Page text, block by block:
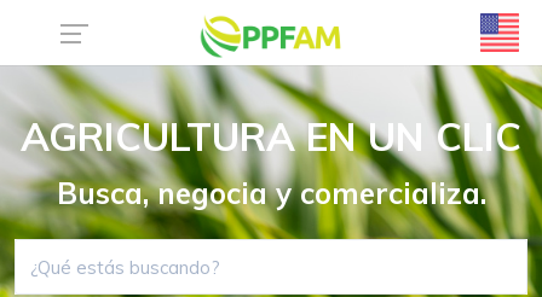
AGRICULTURA EN UN CLIC
Busca, negocia y comercializa.